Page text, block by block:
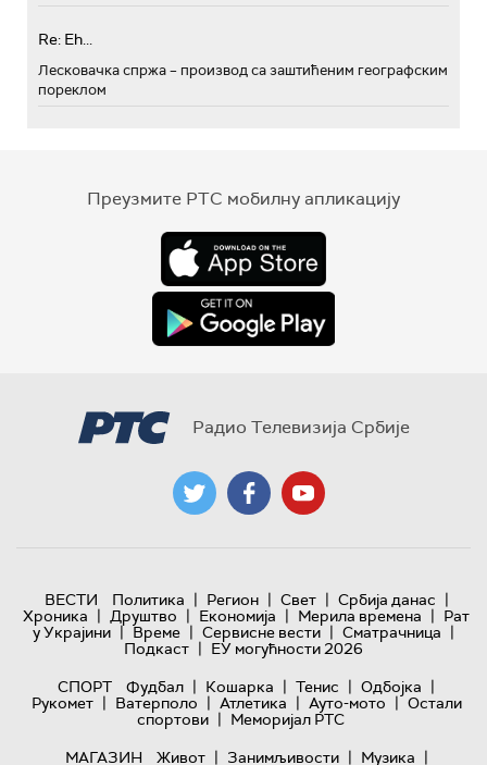
Re: Eh...
Лесковачка спржа – производ са заштићеним географским
пореклом
Преузмите РТС мобилну апликацију
Радио Телевизија Србије
ВЕСТИ Политика | Регион | Свет | Србија данас |
Хроника | Друштво | Економија | Мерила времена | Рат
у Украјини | Време | Сервисне вести | Сматрачница |
Подкаст | ЕУ могућности 2026
СПОРТ
Фудбал | Кошарка | Тенис | Одбојка |
Рукомет | Ватерполо | Атлетика | Ауто-мото | Остали
спортови | Меморијал РТС
МАГАЗИН
Живот | Занимљивости | Музика |